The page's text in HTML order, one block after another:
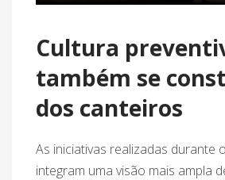
Cultura
também se
dos canteiros
As iniciativas realizadas durante
integram uma visão mais ampla